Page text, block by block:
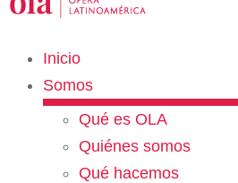
Inicio
Somos
Qué es OLA
Quiénes somos
Qué hacemos